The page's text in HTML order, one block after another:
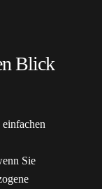
Blick
Sie